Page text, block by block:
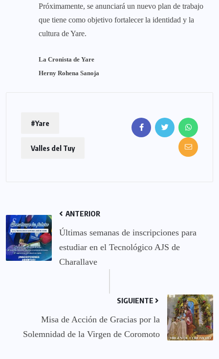
Próximamente, se anunciará un nuevo plan de trabajo
que tiene como objetivo fortalecer la identidad y la
cultura de Yare.
La Cronista de Yare
Herny Rohena Sanoja
#Yare
Valles del Tuy
ANTERIOR
Últimas semanas de inscripciones para
estudiar en el Tecnológico AJS de
Charallave
SIGUIENTE
Misa de Acción de Gracias por la
Solemnidad de la Virgen de Coromoto